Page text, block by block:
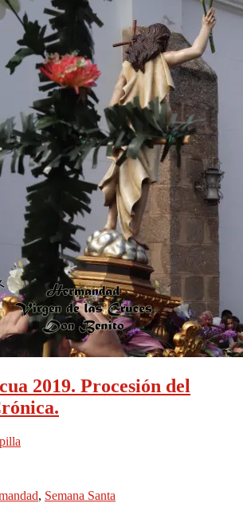
2019. Procesión del
, Semana Santa